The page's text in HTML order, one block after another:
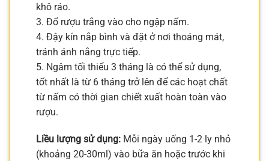
khô ráo.
3. Đổ rượu trắng vào cho ngập nấm.
4. Đậy kín nắp bình và đặt ở nơi thoáng mát,
tránh ánh nắng trực tiếp.
5. Ngâm tối thiểu 3 tháng là có thể sử dụng,
tốt nhất là từ 6 tháng trở lên để các hoạt chất
từ nấm có thời gian chiết xuất hoàn toàn vào
rượu.
Liều lượng sử dụng: Mỗi ngày uống 1-2 ly nhỏ
(khoảng 20-30ml) vào bữa ăn hoặc trước khi